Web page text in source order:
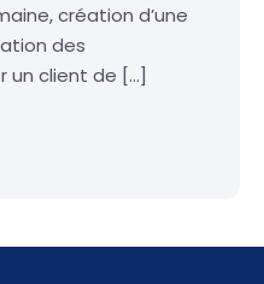
création d’une
des
un client de […]